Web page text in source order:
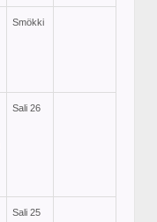
Smökki
Sali 26
Sali 25